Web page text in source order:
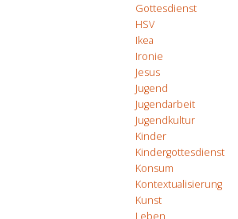
Gottesdienst
HSV
Ikea
Ironie
Jesus
Jugend
Jugendarbeit
Jugendkultur
Kinder
Kindergottesdienst
Konsum
Kontextualisierung
Kunst
Leben